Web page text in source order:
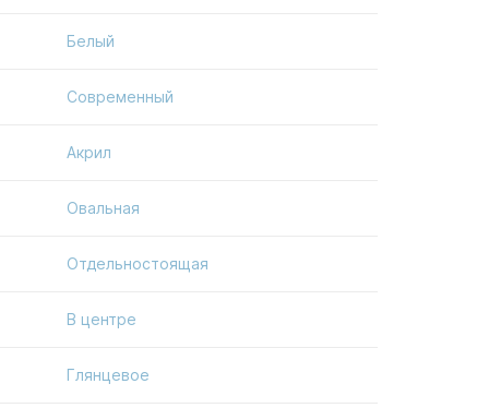
Белый
Современный
Акрил
Овальная
Отдельностоящая
В центре
Глянцевое